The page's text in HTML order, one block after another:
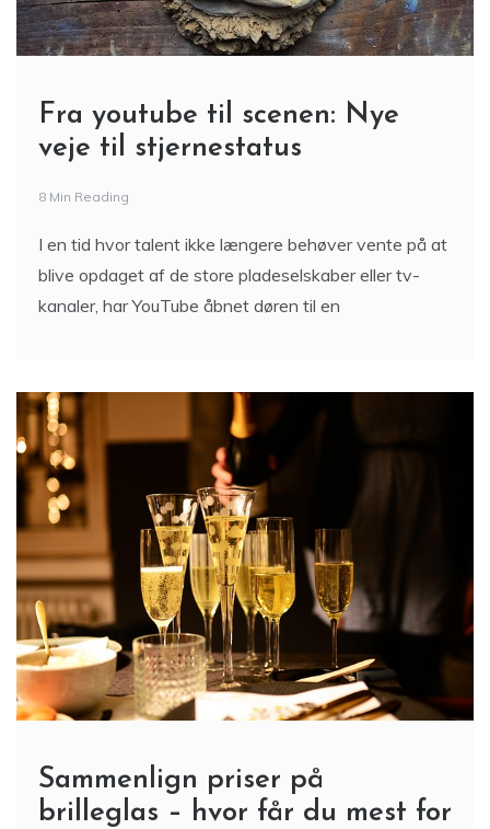
Fra youtube til scenen: Nye
veje til stjernestatus
8 Min Reading
I en tid hvor talent ikke længere behøver vente på at
blive opdaget af de store pladeselskaber eller tv-
kanaler, har YouTube åbnet døren til en
Sammenlign priser på
brilleglas – hvor får du mest for